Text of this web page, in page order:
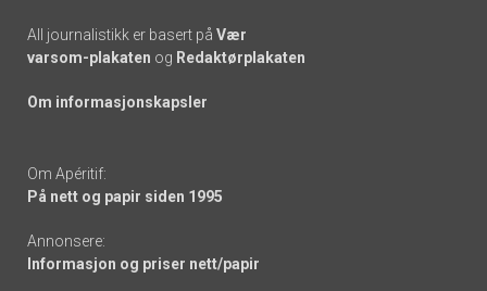
All journalistikk er basert på Vær
varsom-plakaten og Redaktørplakaten
Om informasjonskapsler
Om Apéritif:
På nett og papir siden 1995
Annonsere:
Informasjon og priser nett/papir